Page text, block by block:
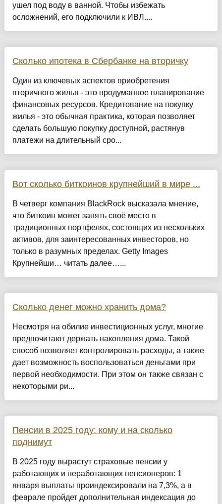
ушел под воду в ванной. Чтобы избежать
осложнений, его подключили к ИВЛ....
Сколько ипотека в Сбербанке на вторичку
Один из ключевых аспектов приобретения
вторичного жилья - это продуманное планирование
финансовых ресурсов. Кредитование на покупку
жилья - это обычная практика, которая позволяет
сделать большую покупку доступной, растянув
платежи на длительный сро...
Вот сколько биткоинов крупнейший в мире ...
В четверг компания BlackRock высказала мнение,
что биткоин может занять своё место в
традиционных портфелях, состоящих из нескольких
активов, для заинтересованных инвесторов, но
только в разумных пределах. Getty Images
Крупнейши… читать далее…...
Сколько денег можно хранить дома?
Несмотря на обилие инвестиционных услуг, многие
предпочитают держать накопления дома. Такой
способ позволяет контролировать расходы, а также
дает возможность воспользоваться деньгами при
первой необходимости. При этом он также связан с
некоторыми ри...
Пенсии в 2025 году: кому и на сколько
поднимут
В 2025 году вырастут страховые пенсии у
работающих и неработающих пенсионеров: 1
января выплаты проиндексировали на 7,3%, а в
феврале пройдет дополнительная индексация до